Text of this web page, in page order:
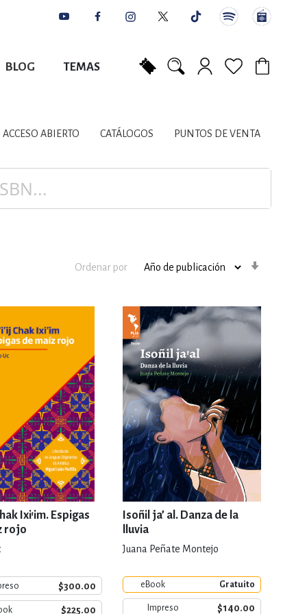
BLOG TEMAS
LITERARIOS
PLANIFICACIÓN
DERECHO
TEMAS AFINES
Y LINGÜÍSTICA
ACCESO ABIERTO CATÁLOGOS PUNTOS DE VENTA
Ordenar por
Ixi’im. Espigas
rojo
$300.00
$225.00
Isoñil ja’ al. Danza de la
lluvia
Juana Peñate Montejo
eBook Gratuito
Impreso $140.00